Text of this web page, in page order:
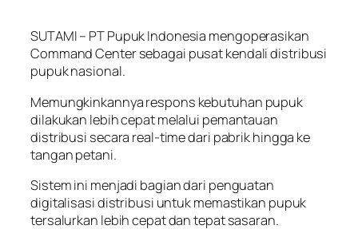
SUTAMI – PT Pupuk Indonesia mengoperasikan
Command Center sebagai pusat kendali distribusi
pupuk nasional.
Memungkinkannya respons kebutuhan pupuk
dilakukan lebih cepat melalui pemantauan
distribusi secara real-time dari pabrik hingga ke
tangan petani.
Sistem ini menjadi bagian dari penguatan
digitalisasi distribusi untuk memastikan pupuk
tersalurkan lebih cepat dan tepat sasaran.